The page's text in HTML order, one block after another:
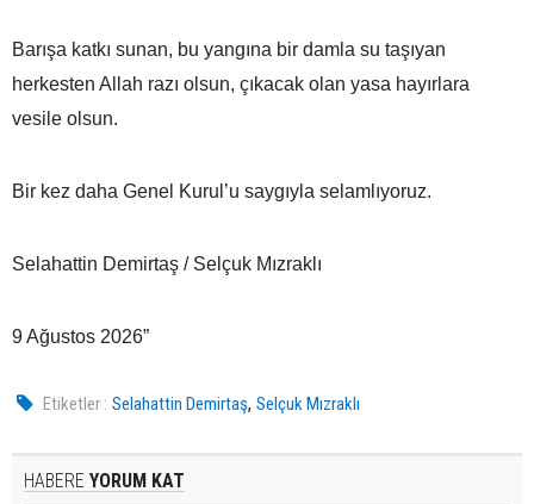
Barışa katkı sunan, bu yangına bir damla su taşıyan
herkesten Allah razı olsun, çıkacak olan yasa hayırlara
vesile olsun.
Bir kez daha Genel Kurul’u saygıyla selamlıyoruz.
Selahattin Demirtaş / Selçuk Mızraklı
9 Ağustos 2026”
Etiketler : Selahattin Demirtaş,Selçuk Mızraklı
HABERE YORUM KAT